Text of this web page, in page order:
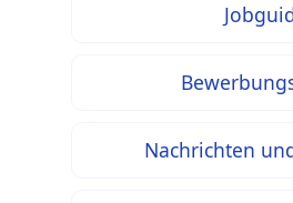
Nachrichten